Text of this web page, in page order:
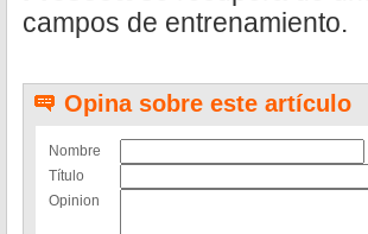
campos de entrenamiento.
Opina sobre este artículo
Nombre
Título
Opinion